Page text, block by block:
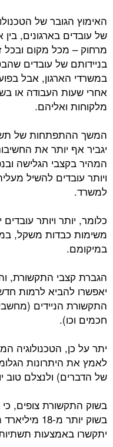
האימוץ הגובר של
של עובדים בארגונים,
מרחוק – מכל מקום ובכל
בניידותם של עובדים
במשרדי הארגון, אבל
אחרי שעות העבודה או
מלקוחות ואליהם.
המשך ההתפתחות של
יגביר אף יותר את
המהיר בקצבי הגלישה
ויותר עובדים להשיל
למשרד.
כלומר, יותר ויותר
משימות כבדות משקל,
במיקומם.
הגברת קצבי התקשורת,
יאפשרו להביא לרמות
התקשורת הניידים
חכמים וכו).
יתר על כן, הטכנולוגיה
של הדברים) ולנצלם טוב
בשוק התקשורת צופים,
יתקשרו באמצעות